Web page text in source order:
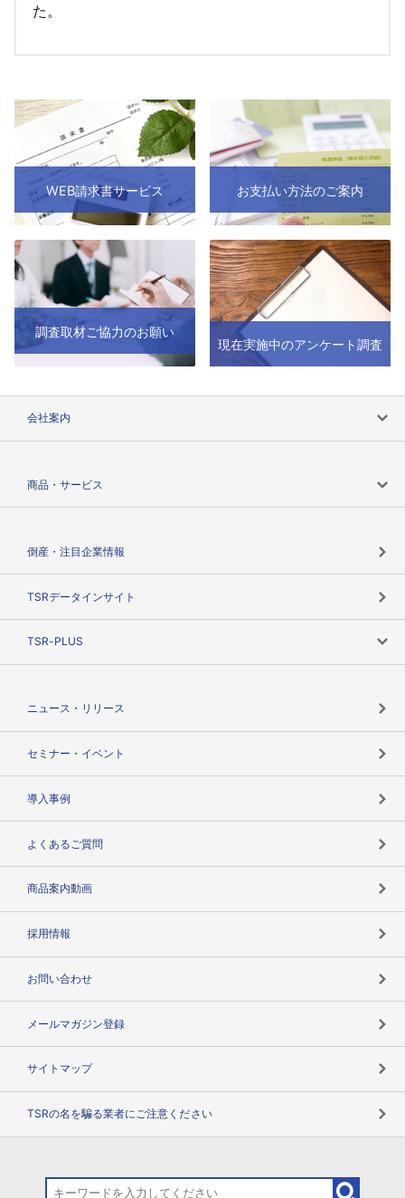
た。
WEB請求書サービス お支払い方法のご案内
調査取材ご協力のお願い
現在実施中のアンケート調査
会社案内
商品・サービス
倒産・注目企業情報
TSRデータインサイト
TSR-PLUS
ニュース・リリース
セミナー・イベント
導入事例
よくあるご質問
商品案内動画
採用情報
お問い合わせ
メールマガジン登録
サイトマップ
TSRの名を騙る業者にご注意ください